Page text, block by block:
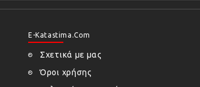
E-Katastima.com
Σχετικά με μας
Όροι χρήσης